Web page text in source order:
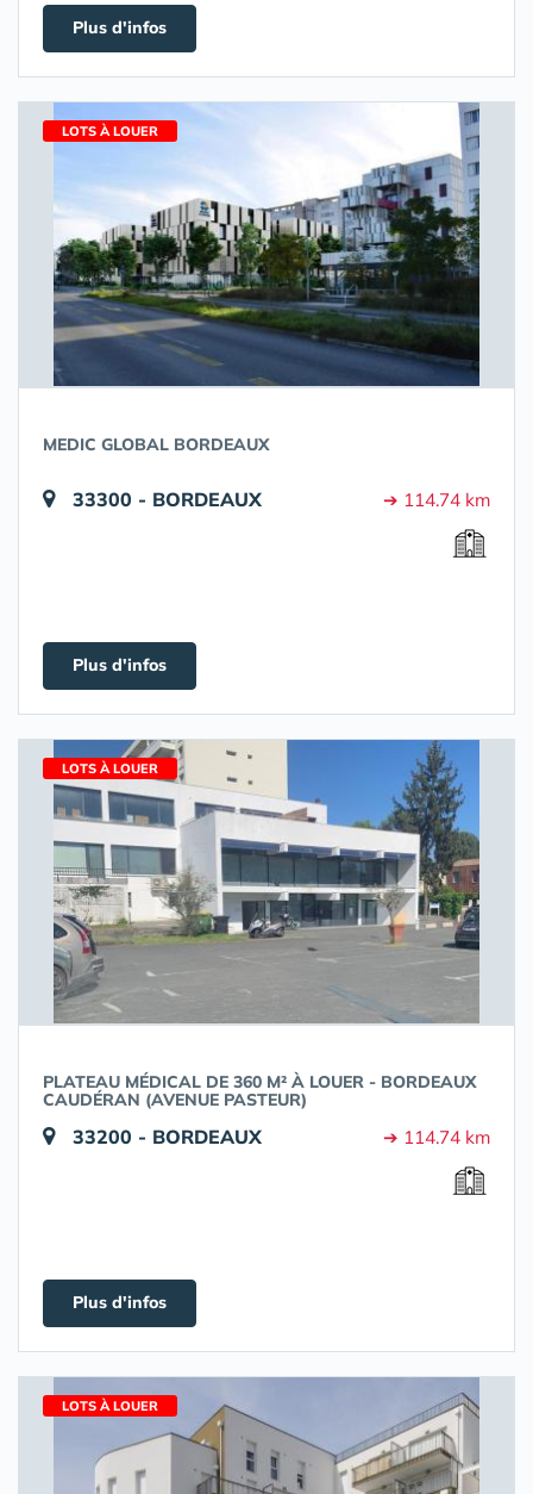
Plus d'infos
LOTS À LOUER
MEDIC GLOBAL BORDEAUX
33300 - BORDEAUX ➔ 114.74 km
Plus d'infos
LOTS À LOUER
PLATEAU MÉDICAL DE 360 M² À LOUER - BORDEAUX
CAUDÉRAN (AVENUE PASTEUR)
33200 - BORDEAUX ➔ 114.74 km
Plus d'infos
LOTS À LOUER